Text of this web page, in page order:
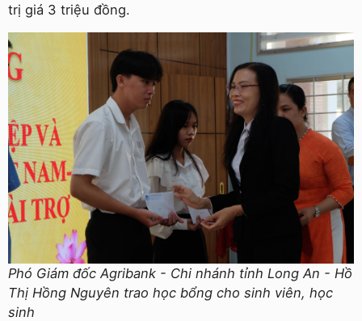
trị giá 3 triệu đồng.
Phó Giám đốc Agribank - Chi nhánh tỉnh Long An - Hồ
Thị Hồng Nguyên trao học bổng cho sinh viên, học
sinh